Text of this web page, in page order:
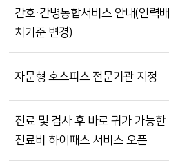
간호·간병통합서비스 안내(인력배
치기준 변경)
자문형 호스피스 전문기관 지정
진료 및 검사 후 바로 귀가 가능한
진료비 하이패스 서비스 오픈